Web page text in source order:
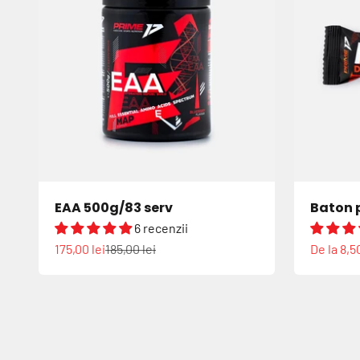
EAA 500g/83 serv
6 recenzii
Preț redus
175,00 leiPreț normal
185,00 lei
Baton
Preț
De la